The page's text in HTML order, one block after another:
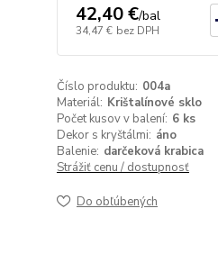
42,40 €/bal
34,47 € bez DPH
Číslo produktu: 004a
Materiál: Krištalínové sklo
Počet kusov v balení: 6 ks
Dekor s kryštálmi: áno
Balenie: darčeková krabica
Strážiť cenu / dostupnosť
Do obľúbených